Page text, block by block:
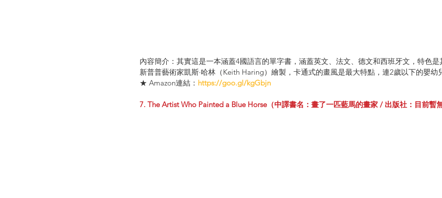
內容簡介：其實這是一本涵蓋4國語言的單字書，涵蓋英文、法文、德文和西班牙文，特色是
新普普藝術家凱斯·哈林（Keith Haring）繪製，卡通式的畫風是最大特點，連2歲以下的嬰幼
★ Amazon連結： https://goo.gl/kgGbjn
7. The Artist Who Painted a Blue Horse（中譯書名：畫了一匹藍馬的畫家 / 出版社：目前暫無